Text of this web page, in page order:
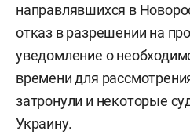
направлявшихся в
отказ в разрешении на
уведомление о
времени для
затронули и некоторые
Украину.